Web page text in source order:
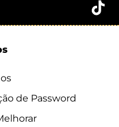
de Password